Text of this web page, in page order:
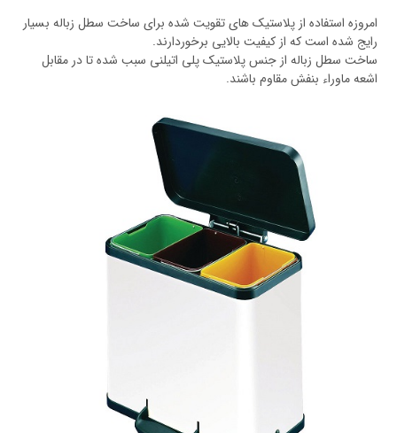
امروزه استفاده از پلاستیک های تقویت شده برای ساخت سطل زباله بسیار
رایج شده است که از کیفیت بالایی برخوردارند.
ساخت سطل زباله از جنس پلاستیک پلی اتیلنی سبب شده تا در مقابل
اشعه ماوراء بنفش مقاوم باشند.